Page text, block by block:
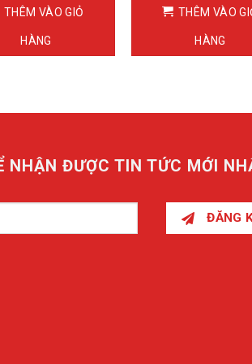
THÊM VÀO GIỎ
HÀNG
THÊM VÀO
HÀNG
NHẬN ĐƯỢC TIN TỨC MỚI
ĐĂNG